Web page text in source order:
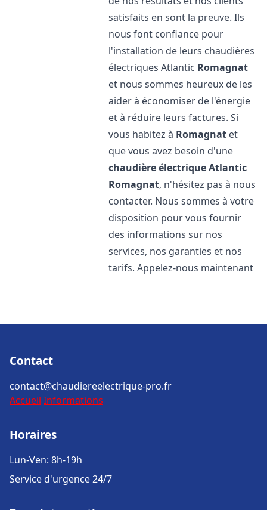
satisfaits en sont la preuve. Ils
nous font confiance pour
l'installation de leurs chaudières
électriques Atlantic Romagnat
et nous sommes heureux de les
aider à économiser de l'énergie
et à réduire leurs factures. Si
vous habitez à Romagnat et
que vous avez besoin d'une
chaudière électrique Atlantic
Romagnat, n'hésitez pas à nous
contacter. Nous sommes à votre
disposition pour vous fournir
des informations sur nos
services, nos garanties et nos
tarifs. Appelez-nous maintenant
Contact
contact@chaudiereelectrique-pro.fr
Accueil Informations
Horaires
Lun-Ven: 8h-19h
Service d'urgence 24/7